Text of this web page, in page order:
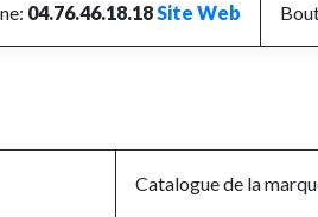
04.76.46.18.18Site Web
Catalogue de la